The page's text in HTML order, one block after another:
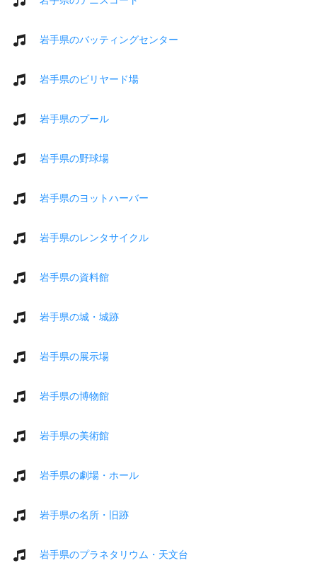
岩手県のバッティングセンター
岩手県のビリヤード場
岩手県のプール
岩手県の野球場
岩手県のヨットハーバー
岩手県のレンタサイクル
岩手県の資料館
岩手県の城・城跡
岩手県の展示場
岩手県の博物館
岩手県の美術館
岩手県の劇場・ホール
岩手県の名所・旧跡
岩手県のプラネタリウム・天文台